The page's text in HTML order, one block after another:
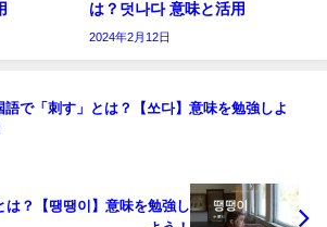
は？덧나다 意味と活用
2024年2月12日
語で「刺す」とは？【쏘다】意味を勉強しよ
は？【땡땡이】意味を勉強し